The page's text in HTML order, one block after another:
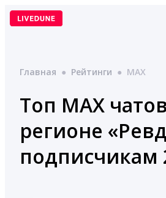
Перейти
Главная ● Рейтинги ● MAX
Топ MAX
регионе
подписчикам